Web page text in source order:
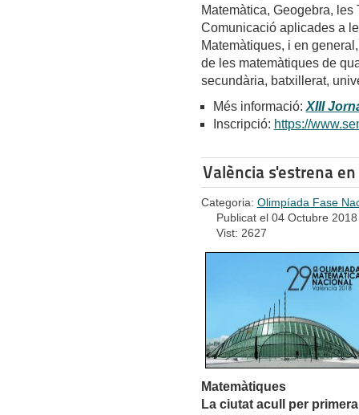
Matemàtica, Geogebra,
Comunicació aplicades a
Matemàtiques, i en
de les matemàtiques de
secundària, batxillerat,
Més informació: XIII
Inscripció: https://
València s'estrena
Categoria: Olimpíada Fase
Publicat el 04 Octubre 2018
Vist: 2627
Matemàtiques
La ciutat acull per